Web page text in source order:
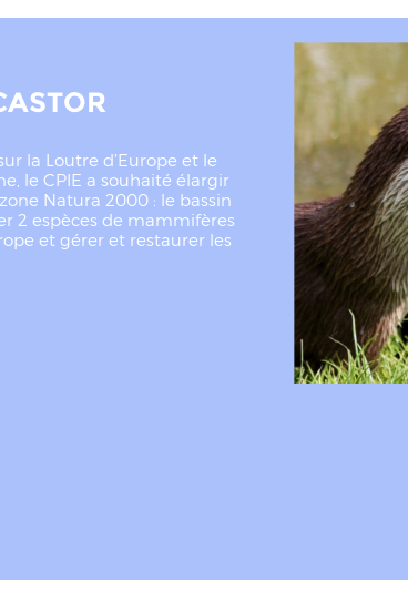
la Loutre d’Europe et le
le CPIE a souhaité élargir
Natura 2000 : le bassin
2 espèces de mammifères
et gérer et restaurer les